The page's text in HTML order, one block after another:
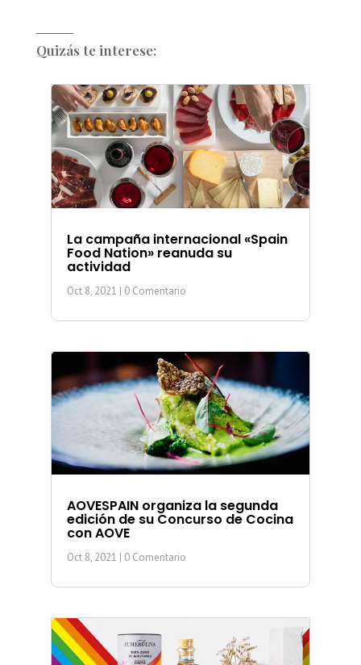
Quizás te interese:
La campaña internacional «Spain
Food Nation» reanuda su
actividad
Oct 8, 2021 | 0 Comentario
AOVESPAIN organiza la segunda
edición de su Concurso de Cocina
con AOVE
Oct 8, 2021 | 0 Comentario